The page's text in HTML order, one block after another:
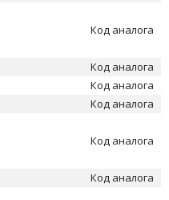
Код аналога
Код аналога
Код аналога
Код аналога
Код аналога
Код аналога